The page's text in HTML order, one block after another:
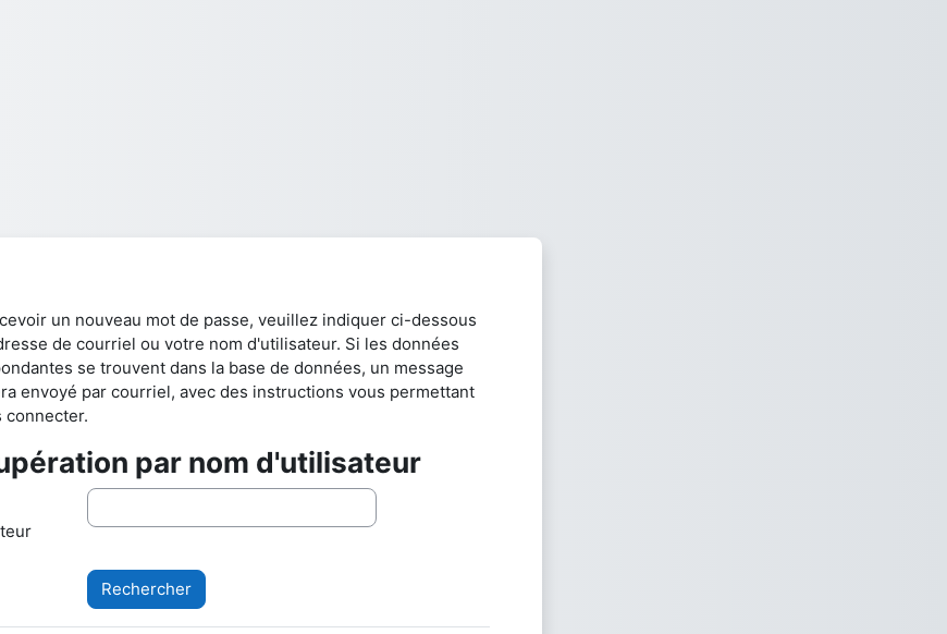
un nouveau mot de passe, veuillez indiquer ci-dessous
de courriel ou votre nom d'utilisateur. Si les données
se trouvent dans la base de données, un message
envoyé par courriel, avec des instructions vous permettant
connecter.
par nom d'utilisateur
par nom d'utilisateur